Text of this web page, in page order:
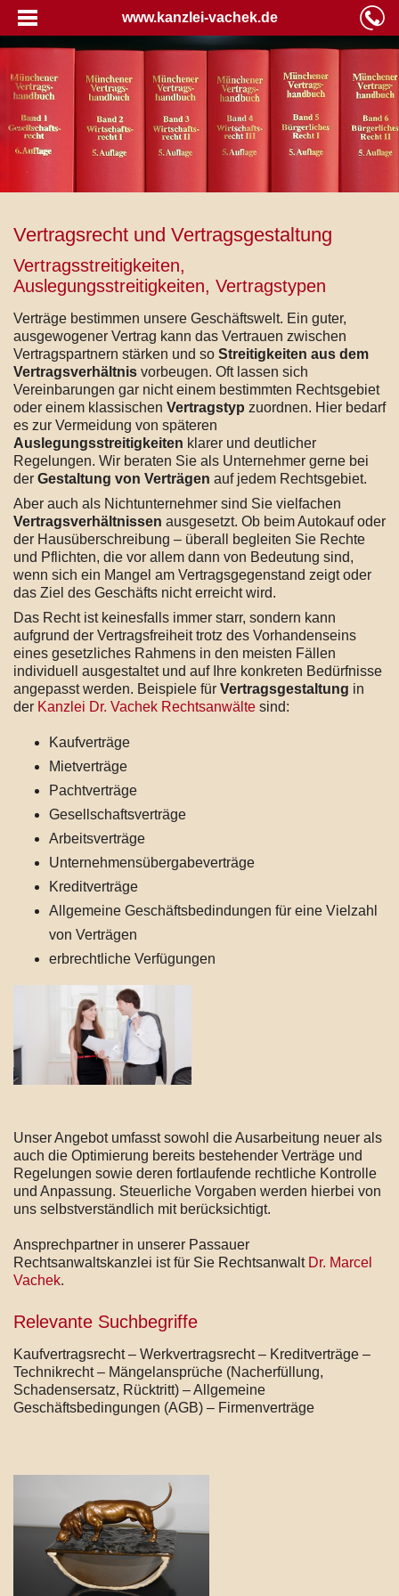
www.kanzlei-vachek.de
Vertragsrecht und Vertragsgestaltung
Vertragsstreitigkeiten,
Auslegungsstreitigkeiten, Vertragstypen
Verträge bestimmen unsere Geschäftswelt. Ein guter,
ausgewogener Vertrag kann das Vertrauen zwischen
Vertragspartnern stärken und so Streitigkeiten aus dem
Vertragsverhältnis vorbeugen. Oft lassen sich
Vereinbarungen gar nicht einem bestimmten Rechtsgebiet
oder einem klassischen Vertragstyp zuordnen. Hier bedarf
es zur Vermeidung von späteren
Auslegungsstreitigkeiten klarer und deutlicher
Regelungen. Wir beraten Sie als Unternehmer gerne bei
der Gestaltung von Verträgen auf jedem Rechtsgebiet.
Aber auch als Nichtunternehmer sind Sie vielfachen
Vertragsverhältnissen ausgesetzt. Ob beim Autokauf oder
der Hausüberschreibung – überall begleiten Sie Rechte
und Pflichten, die vor allem dann von Bedeutung sind,
wenn sich ein Mangel am Vertragsgegenstand zeigt oder
das Ziel des Geschäfts nicht erreicht wird.
Das Recht ist keinesfalls immer starr, sondern kann
aufgrund der Vertragsfreiheit trotz des Vorhandenseins
eines gesetzliches Rahmens in den meisten Fällen
individuell ausgestaltet und auf Ihre konkreten Bedürfnisse
angepasst werden. Beispiele für Vertragsgestaltung in
der Kanzlei Dr. Vachek Rechtsanwälte sind:
Kaufverträge
Mietverträge
Pachtverträge
Gesellschaftsverträge
Arbeitsverträge
Unternehmensübergabeverträge
Kreditverträge
Allgemeine Geschäftsbedindungen für eine Vielzahl
von Verträgen
erbrechtliche Verfügungen
Unser Angebot umfasst sowohl die Ausarbeitung neuer als
auch die Optimierung bereits bestehender Verträge und
Regelungen sowie deren fortlaufende rechtliche Kontrolle
und Anpassung. Steuerliche Vorgaben werden hierbei von
uns selbstverständlich mit berücksichtigt.
Ansprechpartner in unserer Passauer
Rechtsanwaltskanzlei ist für Sie Rechtsanwalt Dr. Marcel
Vachek.
Relevante Suchbegriffe
Kaufvertragsrecht – Werkvertragsrecht – Kreditverträge –
Technikrecht – Mängelansprüche (Nacherfüllung,
Schadensersatz, Rücktritt) – Allgemeine
Geschäftsbedingungen (AGB) – Firmenverträge